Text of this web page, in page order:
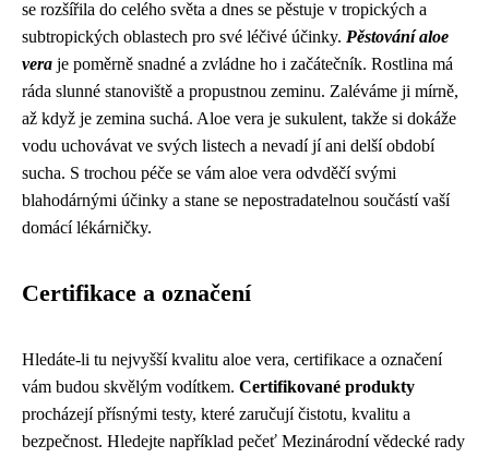
se rozšířila do celého světa a dnes se pěstuje v tropických a
subtropických oblastech pro své léčivé účinky. Pěstování aloe
vera je poměrně snadné a zvládne ho i začátečník. Rostlina má
ráda slunné stanoviště a propustnou zeminu. Zaléváme ji mírně,
až když je zemina suchá. Aloe vera je sukulent, takže si dokáže
vodu uchovávat ve svých listech a nevadí jí ani delší období
sucha. S trochou péče se vám aloe vera odvděčí svými
blahodárnými účinky a stane se nepostradatelnou součástí vaší
domácí lékárničky.
Certifikace a označení
Hledáte-li tu nejvyšší kvalitu aloe vera, certifikace a označení
vám budou skvělým vodítkem. Certifikované produkty
procházejí přísnými testy, které zaručují čistotu, kvalitu a
bezpečnost. Hledejte například pečeť Mezinárodní vědecké rady